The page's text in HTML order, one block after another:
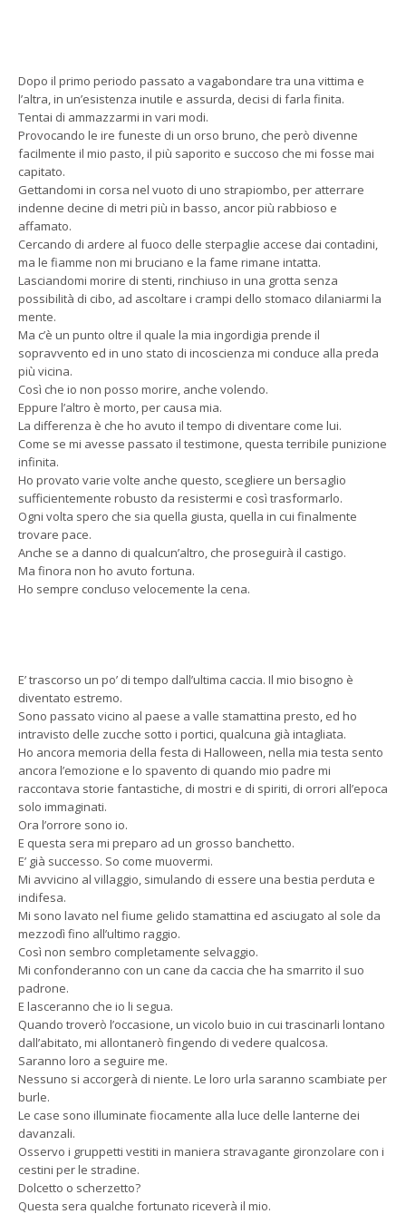
Dopo il primo periodo passato a vagabondare tra una vittima e
l’altra, in un’esistenza inutile e assurda, decisi di farla finita.
Tentai di ammazzarmi in vari modi.
Provocando le ire funeste di un orso bruno, che però divenne
facilmente il mio pasto, il più saporito e succoso che mi fosse mai
capitato.
Gettandomi in corsa nel vuoto di uno strapiombo, per atterrare
indenne decine di metri più in basso, ancor più rabbioso e
affamato.
Cercando di ardere al fuoco delle sterpaglie accese dai contadini,
ma le fiamme non mi bruciano e la fame rimane intatta.
Lasciandomi morire di stenti, rinchiuso in una grotta senza
possibilità di cibo, ad ascoltare i crampi dello stomaco dilaniarmi la
mente.
Ma c’è un punto oltre il quale la mia ingordigia prende il
sopravvento ed in uno stato di incoscienza mi conduce alla preda
più vicina.
Così che io non posso morire, anche volendo.
Eppure l’altro è morto, per causa mia.
La differenza è che ho avuto il tempo di diventare come lui.
Come se mi avesse passato il testimone, questa terribile punizione
infinita.
Ho provato varie volte anche questo, scegliere un bersaglio
sufficientemente robusto da resistermi e così trasformarlo.
Ogni volta spero che sia quella giusta, quella in cui finalmente
trovare pace.
Anche se a danno di qualcun’altro, che proseguirà il castigo.
Ma finora non ho avuto fortuna.
Ho sempre concluso velocemente la cena.
E’ trascorso un po’ di tempo dall’ultima caccia. Il mio bisogno è
diventato estremo.
Sono passato vicino al paese a valle stamattina presto, ed ho
intravisto delle zucche sotto i portici, qualcuna già intagliata.
Ho ancora memoria della festa di Halloween, nella mia testa sento
ancora l’emozione e lo spavento di quando mio padre mi
raccontava storie fantastiche, di mostri e di spiriti, di orrori all’epoca
solo immaginati.
Ora l’orrore sono io.
E questa sera mi preparo ad un grosso banchetto.
E’ già successo. So come muovermi.
Mi avvicino al villaggio, simulando di essere una bestia perduta e
indifesa.
Mi sono lavato nel fiume gelido stamattina ed asciugato al sole da
mezzodì fino all’ultimo raggio.
Così non sembro completamente selvaggio.
Mi confonderanno con un cane da caccia che ha smarrito il suo
padrone.
E lasceranno che io li segua.
Quando troverò l’occasione, un vicolo buio in cui trascinarli lontano
dall’abitato, mi allontanerò fingendo di vedere qualcosa.
Saranno loro a seguire me.
Nessuno si accorgerà di niente. Le loro urla saranno scambiate per
burle.
Le case sono illuminate fiocamente alla luce delle lanterne dei
davanzali.
Osservo i gruppetti vestiti in maniera stravagante gironzolare con i
cestini per le stradine.
Dolcetto o scherzetto?
Questa sera qualche fortunato riceverà il mio.